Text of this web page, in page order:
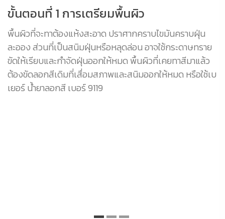
ขั้นตอนที่ 1 การเตรียมพื้นผิว
พื้นผิวที่จะทาต้องแห้งสะอาด ปราศากคราบไขมันคราบฝุ่น
ละออง ส่วนที่เป็นสนิมฝุ่นหรือหลุดล่อน อาจใช้กระดาษทราย
ขัดให้เรียบและกำจัดฝุ่นออกให้หมด พื้นผิวที่เคยทาสีมาแล้ว
ต้องขัดลอกสีเดิมที่เสื่อมสภาพและสนิมออกให้หมด หรือใช้เบ
เยอร์ น้ำยาลอกสี เบอร์ 9119